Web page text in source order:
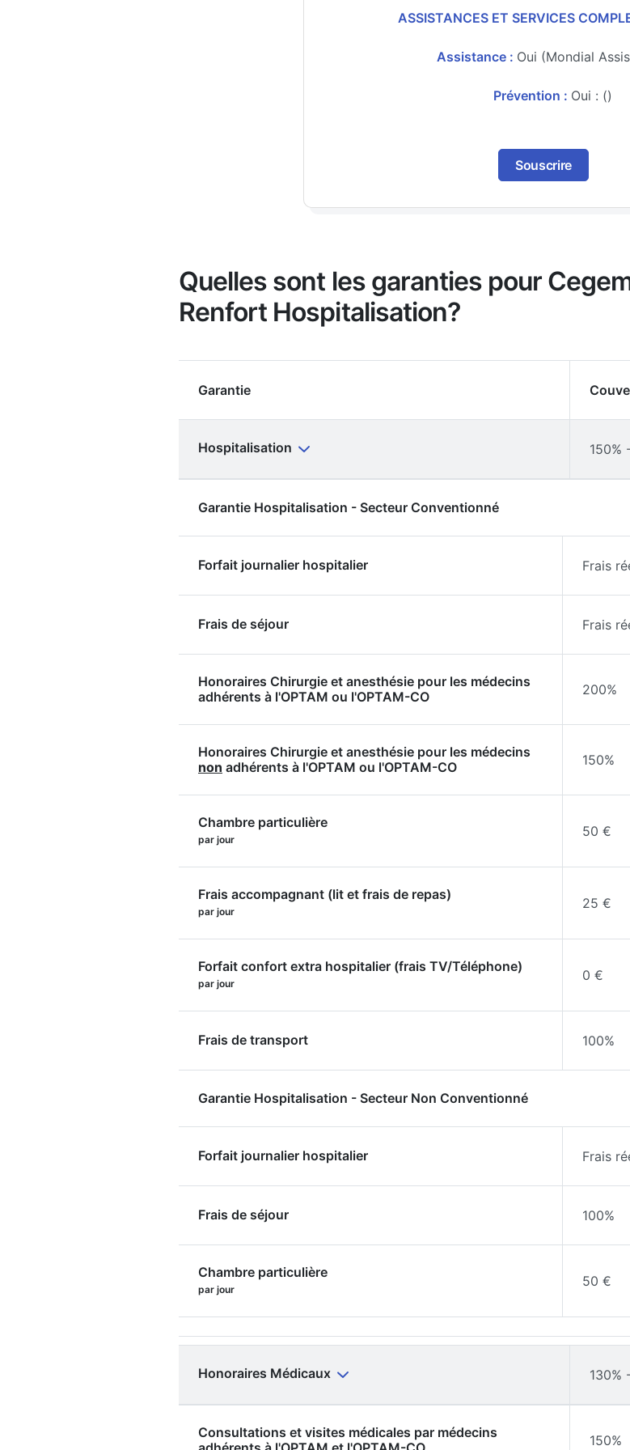
ASSISTANCES ET SERVICES
Assistance : Oui (Mondial
Prévention : Oui : ()
Souscrire
Quelles sont les garanties pour
Renfort Hospitalisation?
Garantie
Hospitalisation 150%
Garantie Hospitalisation - Secteur Conventionné
Forfait journalier hospitalier Frais
Frais de séjour Frais
Honoraires Chirurgie et anesthésie pour les médecins
adhérents à l'OPTAM ou l'OPTAM-CO
200%
Honoraires Chirurgie et anesthésie pour les médecins
non adhérents à l'OPTAM ou l'OPTAM-CO 150%
Chambre particulière
par jour
50 €
Frais accompagnant (lit et frais de repas)
par jour
25 €
Forfait confort extra hospitalier (frais TV/Téléphone)
par jour
0 €
Frais de transport 100%
Garantie Hospitalisation - Secteur Non Conventionné
Forfait journalier hospitalier Frais
Frais de séjour 100%
Chambre particulière
par jour
50 €
Honoraires Médicaux 130%
Consultations et visites médicales par médecins
150%